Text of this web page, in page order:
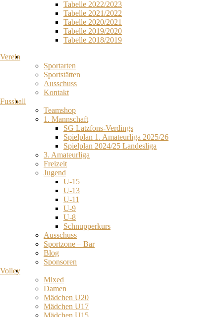
Tabelle 2022/2023
Tabelle 2021/2022
Tabelle 2020/2021
Tabelle 2019/2020
Tabelle 2018/2019
Verein
Sportarten
Sportstätten
Ausschuss
Kontakt
Fussball
Teamshop
1. Mannschaft
SG Latzfons-Verdings
Spielplan 1. Amateurliga 2025/26
Spielplan 2024/25 Landesliga
3. Amateurliga
Freizeit
Jugend
U-15
U-13
U-11
U-9
U-8
Schnupperkurs
Ausschuss
Sportzone – Bar
Blog
Sponsoren
Volley
Mixed
Damen
Mädchen U20
Mädchen U17
Mädchen U15